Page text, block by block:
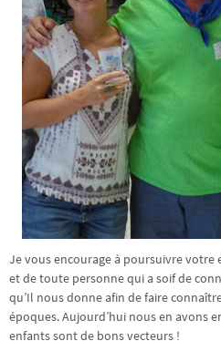
Je vous encourage à poursuivre votre
et de toute personne qui a soif de
qu’Il nous donne afin de faire
époques. Aujourd’hui nous en avons
enfants sont de bons vecteurs !